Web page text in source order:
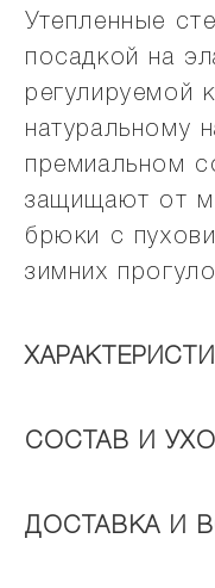
Утепленные
посадкой на
регулируемой
натуральному
премиальном
защищают от
брюки с
зимних
СОСТАВ И
ДОСТАВКА И